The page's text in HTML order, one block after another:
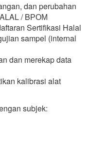
dan perubahan
/ BРОМ
Sertifikasi Halal
sampel (internal
dan merekap data
kalibrasi alat
subjek: